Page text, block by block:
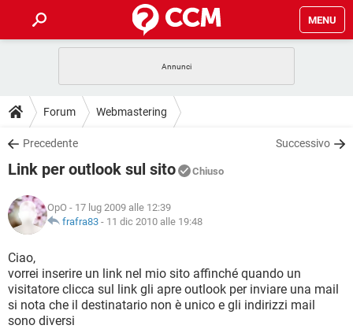
MENU
INTRATTENIMENTO
iOS
INSTAGRAM WHATSAPP
TIKTOK
HARDWARE
GUIDE
COVID-19
INSTAGRAM
TIKTOK
HARDWARE
DOWNLOAD
COVID-19 GAMING
INTRATTENIMENTO
iOS WINDOWS 10
INSTAGRAM
TIKTOK FACEBOOK
HARDWARE
FORUM
COVID-19
INTRATTENIMENTO
iOS
INSTAGRAM WHATSAPP
TIKTOK
GLOSSARIO
COVID-19
INTRATTENIMENTO ANDROID
iOS WINDOWS 10
Forum Webmastering
Precedente Successivo
Link per outlook sul sito Chiuso
OpO - 17 lug 2009 alle 12:39
frafra83 - 11 dic 2010 alle 19:48
Ciao,
vorrei inserire un link nel mio sito affinché quando un
visitatore clicca sul link gli apre outlook per inviare una mail
si nota che il destinatario non è unico e gli indirizzi mail
sono diversi